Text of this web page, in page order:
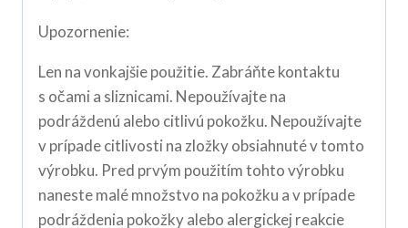
Upozornenie:
Len na vonkajšie použitie. Zabráňte kontaktu
s očami a sliznicami. Nepoužívajte na
podráždenú alebo citlivú pokožku. Nepoužívajte
v prípade citlivosti na zložky obsiahnuté v tomto
výrobku. Pred prvým použitím tohto výrobku
naneste malé množstvo na pokožku a v prípade
podráždenia pokožky alebo alergickej reakcie